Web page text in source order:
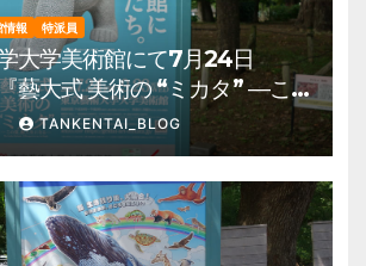
情報 特派員
大学美術館にて7月24日
藝大式 美術の “ミカタ” ―こ
になる―』を開催。 上野公
博物館 混雑情報他
TANKENTAI_BLOG